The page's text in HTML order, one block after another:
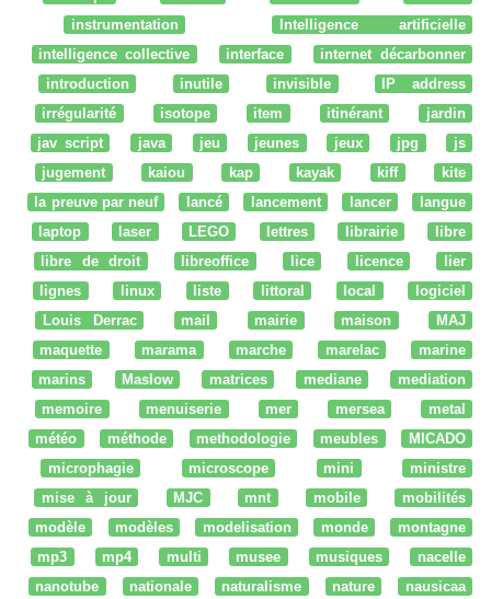
instrumentation
Intelligence artificielle
intelligence collective
interface
internet décarbonner
introduction
inutile invisible
IP address
irrégularité
isotope item itinérant
jardin
jav script
java jeu jeunes jeux jpg
js
jugement
kaiou kap kayak kiff
kite
la preuve par neuf
lancé lancement lancer
langue
laptop
laser LEGO lettres librairie
libre
libre de droit
libreoffice lice licence
lier
lignes
linux liste littoral local
logiciel
Louis Derrac
mail mairie maison
MAJ
maquette
marama marche marelac
marine
marins
Maslow matrices mediane
mediation
memoire
menuiserie mer mersea
metal
météo
méthode methodologie meubles
MICADO
microphagie
microscope mini
ministre
mise à jour
MJC mnt mobile
mobilités
modèle
modèles modelisation monde
montagne
mp3
mp4 multi musee musiques
nacelle
nanotube
nationale naturalisme nature
nausicaa